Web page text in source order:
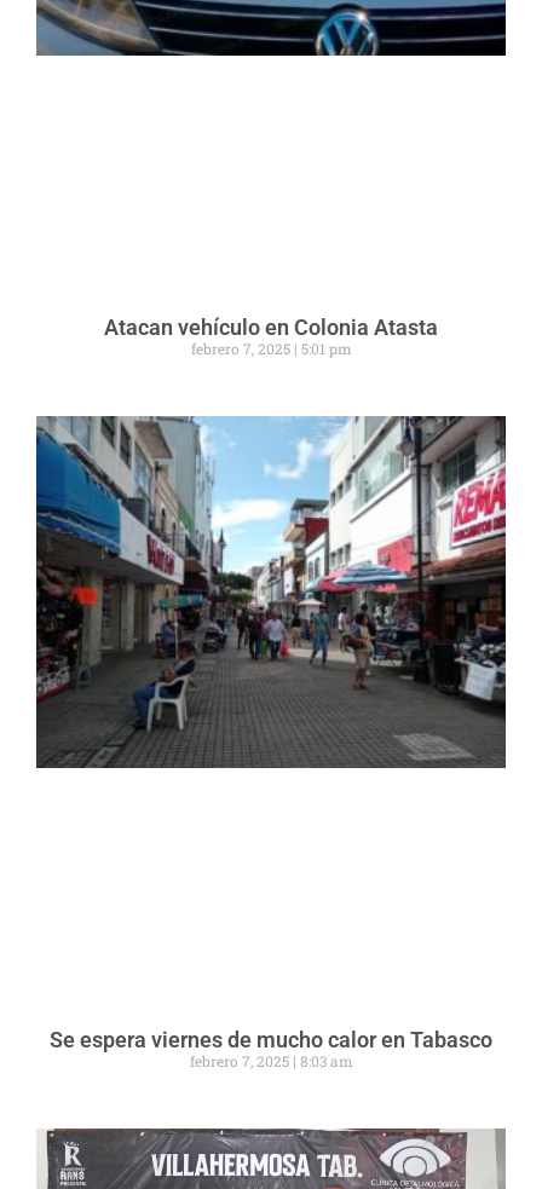
Atacan vehículo en Colonia Atasta
febrero 7, 2025 5:01 pm
Se espera viernes de mucho calor en Tabasco
febrero 7, 2025 8:03 am